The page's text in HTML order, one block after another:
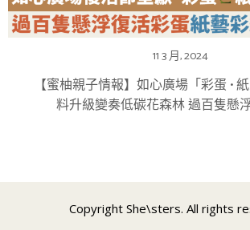
11 3 月, 2024
【蜜柚親子情報】如心廣場「彩蛋 •
料升級變奏低碳花森林 過百隻懸
Copyright She\sters. All rights